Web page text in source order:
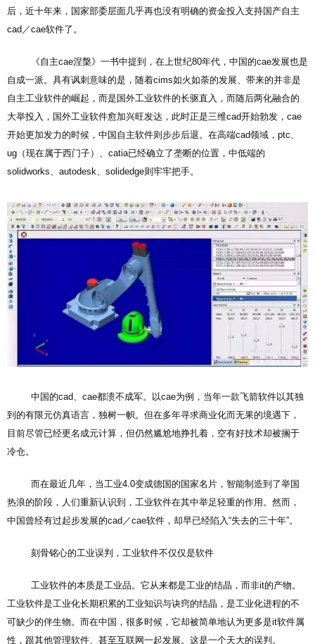
后，近十年来，国家部委层面几乎再也没有明确的资金投入支持国产自主
cad／cae软件了。
《自主cae涅槃》一书中提到，在上世纪80年代，中国的cae发展也是
自成一派。具有讽刺意味的是，随着cims如火如荼的发展、带来的并非是
自主工业软件的崛起，而是国外工业软件的长驱直入，而随后两化融合的
大举投入，国外工业软件愈加兴旺发达，此时正是三维cad开始勃发，cae
开始更加发力的时候，中国自主软件则步步后退。在高端cad领域，ptc、
ug（现在属于西门子）、catia已经确立了垄断的位置，中低端的
solidworks、autodesk、solidedge则牢牢把手。
中国的cad、cae都溃不成军。以cae为例，当年一款飞箭软件以其独
到的有限元仿真语言，独树一帜。但在多年寻求商业化而无果的境遇下，
目前尽管已经更名成元计算，但仍然尴尬地挣扎着，空有好技术却被搁于
冷仓。
而在最近几年，当工业4.0变成德国的国家名片，智能制造到了举国
热浪的阶段，人们重新认识到，工业软件在其中举足轻重的作用。然而，
中国曾经有过起步发展的cad／cae软件，却早已经陷入“失去的三十年”。
刻骨铭心的工业误判，工业软件不仅仅是软件
工业软件的本质是工业品。它从来都是工业的结晶，而非it的产物。
工业软件是工业化长期积累的工业知识与诀窍的结晶，是工业化进程的不
可缺少的伴生物。而在中国，很多时候，它却被简单地认为更多是it软件属
性，跟其他管理软件、甚至互联网一起发展。这是一个天大的误判。